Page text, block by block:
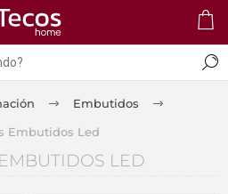
Embutidos
Embutidos Led
LED